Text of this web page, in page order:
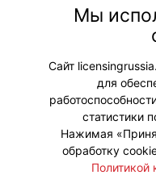
брендов
глубокую
требования
#Мероприятия
Мы
Сайт
для
статистики
Нажимая
обработку
Политикой